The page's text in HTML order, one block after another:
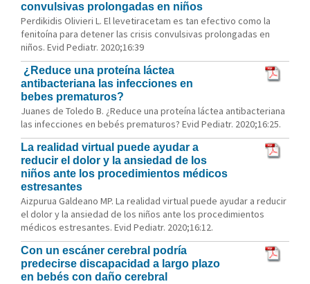
convulsivas prolongadas en niños
Perdikidis Olivieri L. El levetiracetam es tan efectivo como la
fenitoína para detener las crisis convulsivas prolongadas en
niños. Evid Pediatr. 2020;16:39
¿Reduce una proteína láctea
antibacteriana las infecciones en
bebes prematuros?
Juanes de Toledo B. ¿Reduce una proteína láctea antibacteriana
las infecciones en bebés prematuros? Evid Pediatr. 2020;16:25.
La realidad virtual puede ayudar a
reducir el dolor y la ansiedad de los
niños ante los procedimientos médicos
estresantes
Aizpurua Galdeano MP. La realidad virtual puede ayudar a reducir
el dolor y la ansiedad de los niños ante los procedimientos
médicos estresantes. Evid Pediatr. 2020;16:12.
Con un escáner cerebral podría
predecirse discapacidad a largo plazo
en bebés con daño cerebral